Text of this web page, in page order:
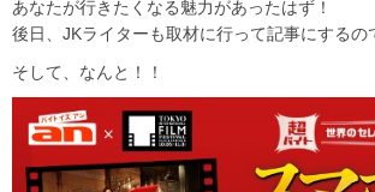
あなたが行きたくなる魅力があったはず！
後日、JKライターも取材に行って記事にする
そして、なんと！！